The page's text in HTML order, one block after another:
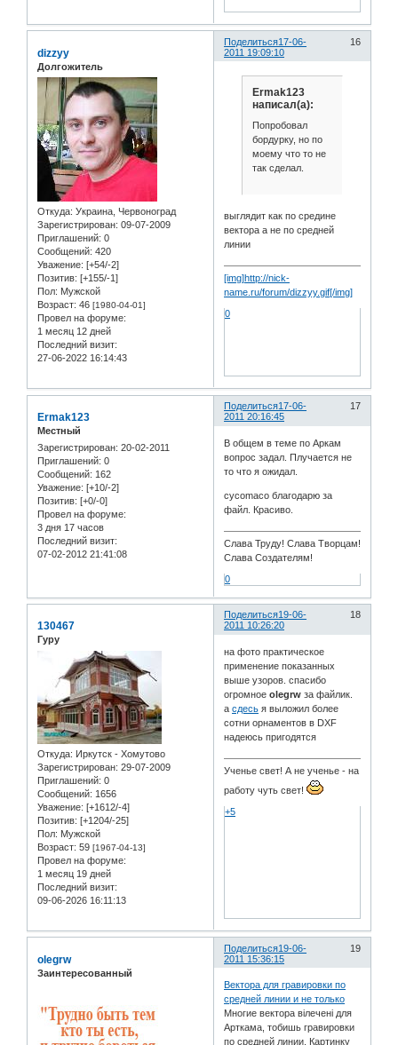
Поделиться 16
17-06-
2011 19:09:10
dizzyy
Долгожитель
Откуда: Украина, Червоноград
Зарегистрирован: 09-07-2009
Приглашений: 0
Сообщений: 420
Уважение: [+54/-2]
Позитив: [+155/-1]
Пол: Мужской
Возраст: 46 [1980-04-01]
Провел на форуме:
1 месяц 12 дней
Последний визит:
27-06-2022 16:14:43
Ermak123
написал(а):
Попробовал
бордурку, но по
моему что то не
так сделал.
выглядит как по средине
вектора а не по средней
линии
[img]http://nick-
name.ru/forum/dizzyy.gif[/img]
0
Поделиться 17
17-06-
2011 20:16:45
Ermak123
Местный
Зарегистрирован: 20-02-2011
Приглашений: 0
Сообщений: 162
Уважение: [+10/-2]
Позитив: [+0/-0]
Провел на форуме:
3 дня 17 часов
Последний визит:
07-02-2012 21:41:08
В общем в теме по Аркам
вопрос задал. Плучается не
то что я ожидал.
cycomaco благодарю за
файл. Красиво.
Слава Труду! Слава Творцам!
Слава Создателям!
0
Поделиться 18
19-06-
2011 10:26:20
130467
Гуру
Откуда: Иркутск - Хомутово
Зарегистрирован: 29-07-2009
Приглашений: 0
Сообщений: 1656
Уважение: [+1612/-4]
Позитив: [+1204/-25]
Пол: Мужской
Возраст: 59 [1967-04-13]
Провел на форуме:
1 месяц 19 дней
Последний визит:
09-06-2026 16:11:13
на фото практическое
применение показанных
выше узоров. спасибо
огромноеolegrw за файлик.
асдесь я выложил более
сотни орнаментов в DXF
надеюсь пригодятся
Ученье свет! А не ученье - на
работу чуть свет!
+5
Поделиться 19
19-06-
2011 15:36:15
olegrw
Заинтересованный
Вектора для гравировки по
средней линии и не только
Многие вектора вілечені для
Арткама, тобишь гравировки
по средней линии. Картинку